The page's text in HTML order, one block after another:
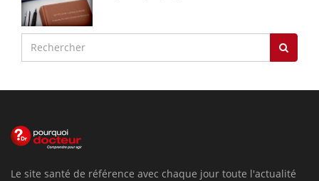
Le site santé de référence avec chaque jour toute l'actualité